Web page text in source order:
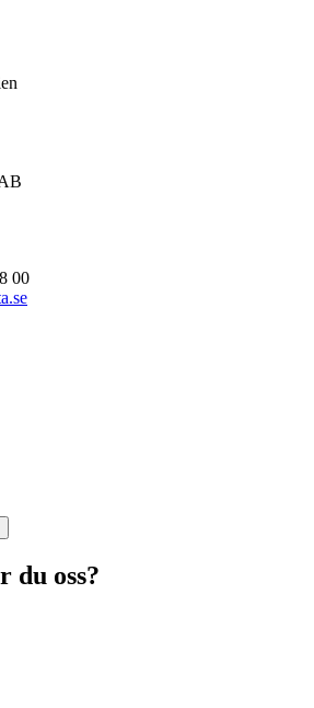
00
du oss?